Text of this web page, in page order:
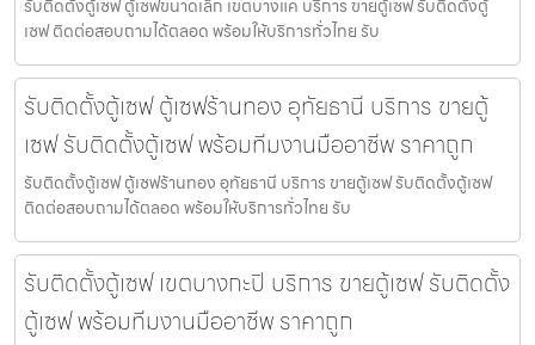
รับติดตั้งตู้เซฟ ตู้เซฟขนาดเล็ก เขตบางแค บริการ ขายตู้เซฟ รับติดตั้งตู้
เซฟ ติดต่อสอบถามได้ตลอด พร้อมให้บริการทั่วไทย รับ
รับติดตั้งตู้เซฟ ตู้เซฟร้านทอง อุทัยธานี บริการ ขายตู้
เซฟ รับติดตั้งตู้เซฟ พร้อมทีมงานมืออาชีพ ราคาถูก
รับติดตั้งตู้เซฟ ตู้เซฟร้านทอง อุทัยธานี บริการ ขายตู้เซฟ รับติดตั้งตู้เซฟ
ติดต่อสอบถามได้ตลอด พร้อมให้บริการทั่วไทย รับ
รับติดตั้งตู้เซฟ เขตบางกะปิ บริการ ขายตู้เซฟ รับติดตั้ง
ตู้เซฟ พร้อมทีมงานมืออาชีพ ราคาถูก